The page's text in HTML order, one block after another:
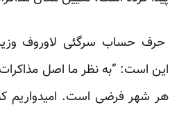
حرف حساب سرگئی لاوروف
این است: “به نظر ما اصل
هر شهر فرضی است. امیدواریم